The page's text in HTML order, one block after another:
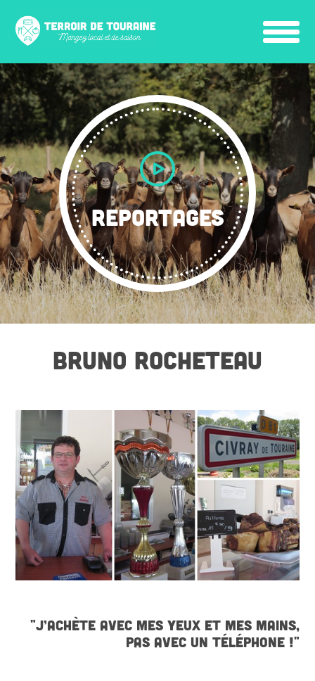
REPORTAGES
BRUNO ROCHETEAU
"J’ACHÈTE AVEC MES YEUX ET MES MAINS,
PAS AVEC UN TÉLÉPHONE !"